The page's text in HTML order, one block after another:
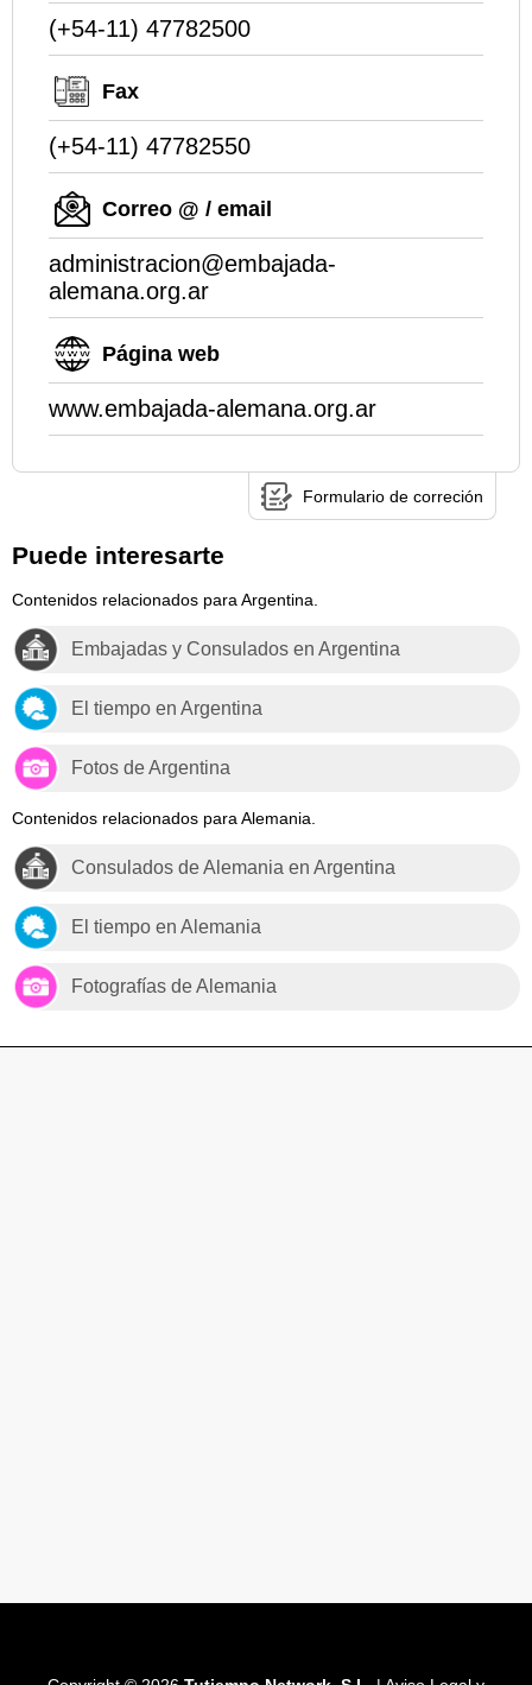
(+54-11) 47782500
Fax
(+54-11) 47782550
Correo @ / email
administracion@embajada-
alemana.org.ar
Página web
www.embajada-alemana.org.ar
Formulario de correción
Puede interesarte
Contenidos relacionados para Argentina.
Embajadas y Consulados en Argentina
El tiempo en Argentina
Fotos de Argentina
Contenidos relacionados para Alemania.
Consulados de Alemania en Argentina
El tiempo en Alemania
Fotografías de Alemania